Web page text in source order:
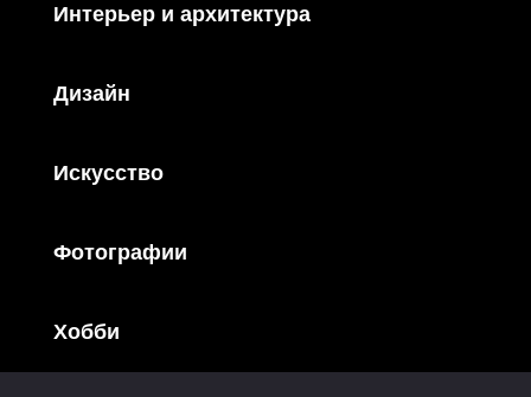
Интерьер и архитектура
Дизайн
Искусство
Фотографии
Хобби